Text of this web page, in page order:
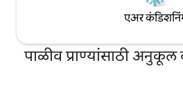
एअर
पाळीव प्राण्यांसाठी अनुकूल